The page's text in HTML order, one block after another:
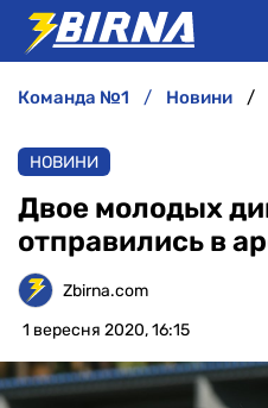
АНАЛІТИКА
ІНТЕРВ'Ю
РІЗНЕ
БУКМЕКЕРИ
команда №1 новини
НОВИНИ
Двое молодых
отправились в
Zbirna.com
1 вересня 2020, 16:15